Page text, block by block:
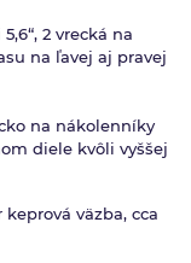
2 vrecká na
na ľavej aj pravej
na nákolenníky
diele kvôli vyššej
väzba, cca